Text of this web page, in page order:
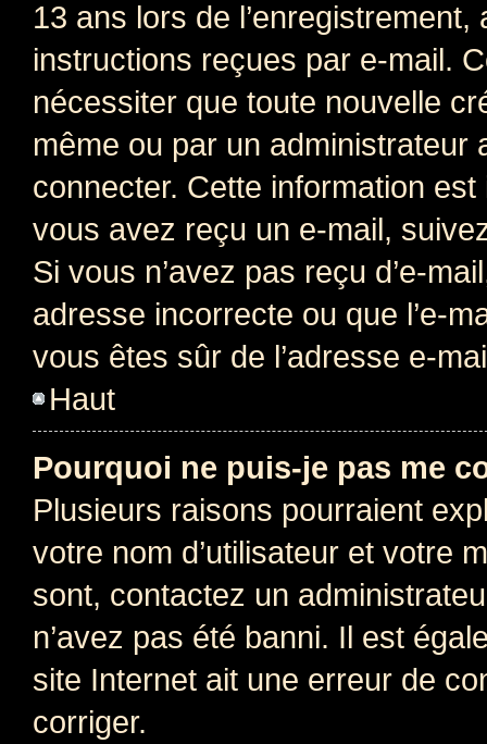
13 ans lors de
instructions reçues par e-mail.
nécessiter que toute nouvelle
même ou par un
connecter. Cette information
vous avez reçu un e-mail,
Si vous n’avez pas reçu d’e-
adresse incorrecte ou que l’e-
vous êtes sûr de l’adresse e-
Haut
Pourquoi ne puis-je pas me
Plusieurs raisons pourraient
votre nom d’utilisateur et votre
sont, contactez un
n’avez pas été banni. Il est
site Internet ait une erreur de
corriger.